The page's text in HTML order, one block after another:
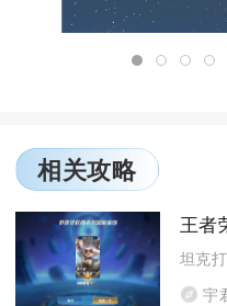
相关攻略
宇